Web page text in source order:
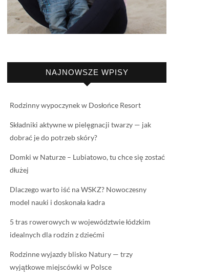
NAJNOWSZE WPISY
Rodzinny wypoczynek w Dosłońce Resort
Składniki aktywne w pielęgnacji twarzy — jak
dobrać je do potrzeb skóry?
Domki w Naturze – Lubiatowo, tu chce się zostać
dłużej
Dlaczego warto iść na WSKZ? Nowoczesny
model nauki i doskonała kadra
5 tras rowerowych w województwie łódzkim
idealnych dla rodzin z dziećmi
Rodzinne wyjazdy blisko Natury — trzy
wyjątkowe miejscówki w Polsce